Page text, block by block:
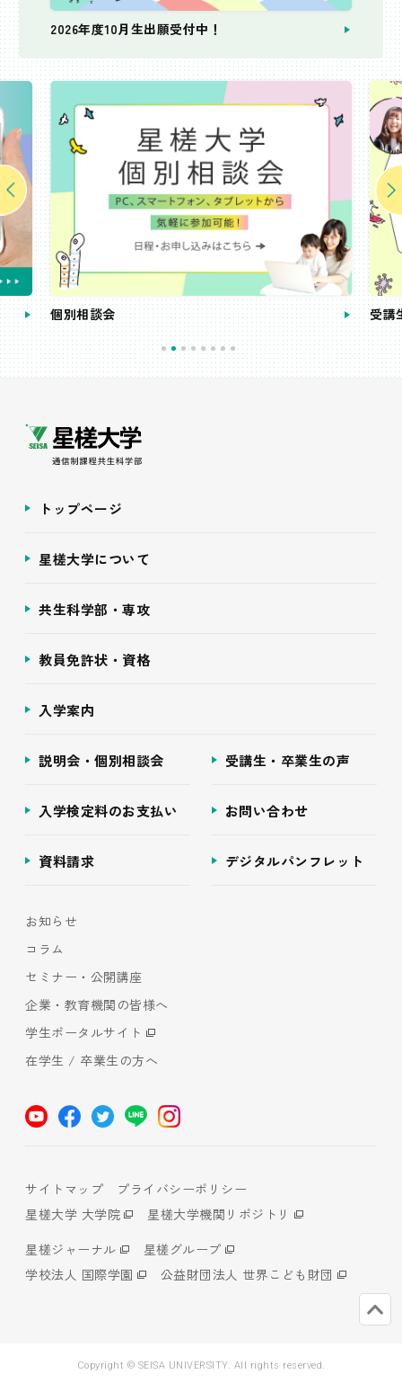
2026年度10月生出願受付中！
個別相談会 受講
トップページ
星槎大学について
共生科学部・専攻
教員免許状・資格
入学案内
説明会・個別相談会 受講生・卒業生の声
入学検定料のお支払い お問い合わせ
資料請求 デジタルパンフレット
お知らせ
コラム
セミナー・公開講座
企業・教育機関の皆様へ
学生ポータルサイト
在学生 / 卒業生の方へ
サイトマップ
プライバシーポリシー
星槎大学 大学院
星槎大学機関リポジトリ
星槎ジャーナル
星槎グループ
学校法人 国際学園
公益財団法人 世界こども財団
Copyright © SEISA UNIVERSITY. All rights reserved.